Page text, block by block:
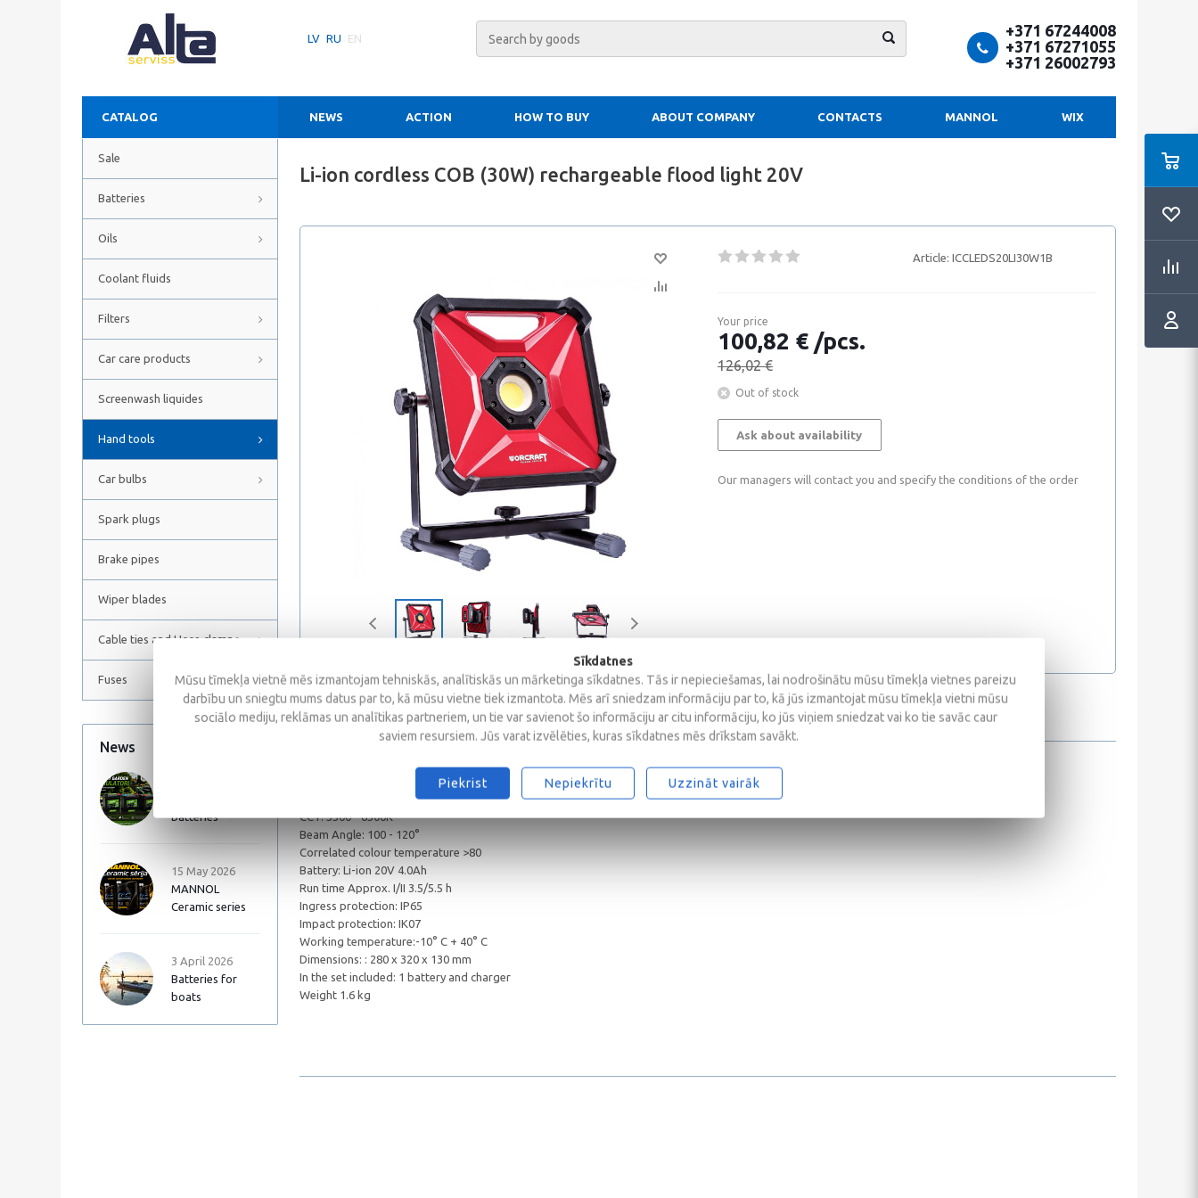
LV RU EN
+371 67244008
+371 67271055
+371 26002793
CATALOG NEWS ACTION HOW TO BUY ABOUT COMPANY CONTACTS MANNOL WIX
Sale
Batteries
Oils
Coolant fluids
Filters
Car care products
Screenwash liquides
Hand tools
Car bulbs
Spark plugs
Brake pipes
Wiper blades
Cable ties and Hose clamps
Fuses
News
batteries
15 May 2026
MANNOL
Ceramic series
3 April 2026
Batteries for
boats
Li-ion cordless COB (30W) rechargeable flood light 20V
Article: ICCLEDS20LI30W1B
Your price
100,82 € /pcs.
126,02 €
Out of stock
Ask about availability
Our managers will contact you and specify the conditions of the order
Description Reviews
Luminous flux (Max): 1600 / 3000 lm
CCT: 5500 - 6500K
Beam Angle: 100 - 120°
Correlated colour temperature >80
Battery: Li-ion 20V 4.0Ah
Run time Approx. I/II 3.5/5.5 h
Ingress protection: IP65
Impact protection: IK07
Working temperature:-10° C + 40° C
Dimensions: : 280 x 320 x 130 mm
In the set included: 1 battery and charger
Weight 1.6 kg
Sīkdatnes
Mūsu tīmekļa vietnē mēs izmantojam tehniskās, analītiskās un mārketinga sīkdatnes. Tās ir nepieciešamas, lai nodrošinātu mūsu tīmekļa vietnes pareizu
darbību un sniegtu mums datus par to, kā mūsu vietne tiek izmantota. Mēs arī sniedzam informāciju par to, kā jūs izmantojat mūsu tīmekļa vietni mūsu
sociālo mediju, reklāmas un analītikas partneriem, un tie var savienot šo informāciju ar citu informāciju, ko jūs viņiem sniedzat vai ko tie savāc caur
saviem resursiem. Jūs varat izvēlēties, kuras sīkdatnes mēs drīkstam savākt.
Piekrist Nepiekrītu Uzzināt vairāk